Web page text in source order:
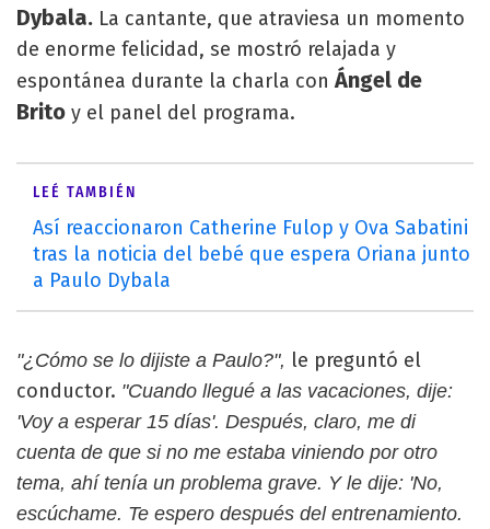
Dybala. La cantante, que atraviesa un momento
de enorme felicidad, se mostró relajada y
espontánea durante la charla conÁngel de
Brito y el panel del programa.
LEÉ TAMBIÉN
Así reaccionaron Catherine Fulop y Ova Sabatini
tras la noticia del bebé que espera Oriana junto
a Paulo Dybala
"¿Cómo se lo dijiste a Paulo?", le preguntó el
conductor. "Cuando llegué a las vacaciones, dije:
'Voy a esperar 15 días'. Después, claro, me di
cuenta de que si no me estaba viniendo por otro
tema, ahí tenía un problema grave. Y le dije: 'No,
escúchame. Te espero después del entrenamiento.